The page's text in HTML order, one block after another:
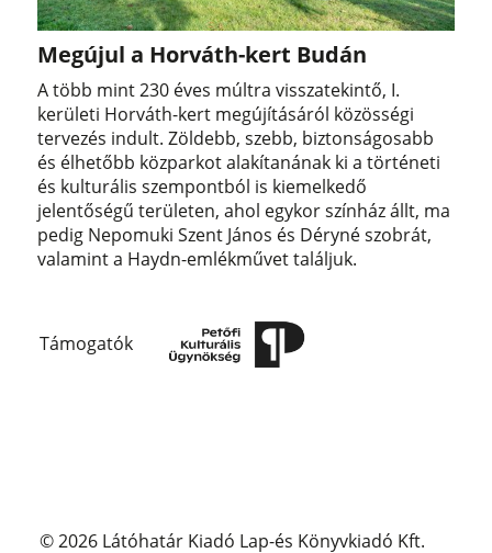
Megújul a Horváth-kert Budán
A több mint 230 éves múltra visszatekintő, I.
kerületi Horváth-kert megújításáról közösségi
tervezés indult. Zöldebb, szebb, biztonságosabb
és élhetőbb közparkot alakítanának ki a történeti
és kulturális szempontból is kiemelkedő
jelentőségű területen, ahol egykor színház állt, ma
pedig Nepomuki Szent János és Déryné szobrát,
valamint a Haydn-emlékművet találjuk.
Támogatók
© 2026 Látóhatár Kiadó Lap-és Könyvkiadó Kft.